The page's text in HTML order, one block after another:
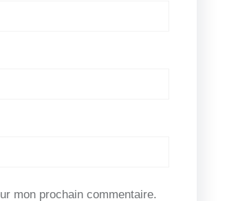
mon prochain commentaire.